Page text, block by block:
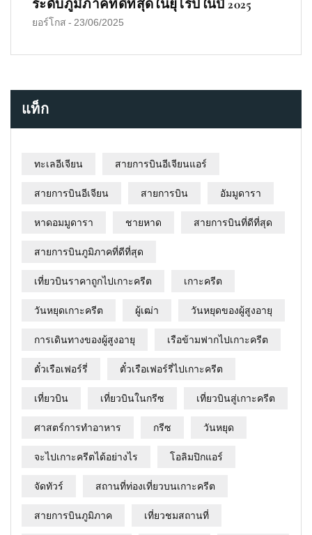
ระดับภูมิภาคที่ดีที่สุดในยุโรปในปี 2025
ยอร์โกส - 23/06/2025
แท็ก
ทะเลอีเจียน สายการบินอีเจียนแอร์
สายการบินอีเจียน สายการบิน อัมมูดารา
หาดอมมูดารา ชายหาด สายการบินที่ดีที่สุด
สายการบินภูมิภาคที่ดีที่สุด
เที่ยวบินราคาถูกไปเกาะครีต เกาะครีต
วันหยุดเกาะครีต ผู้เฒ่า วันหยุดของผู้สูงอายุ
การเดินทางของผู้สูงอายุ เรือข้ามฟากไปเกาะครีต
ตั๋วเรือเฟอร์รี่ ตั๋วเรือเฟอร์รี่ไปเกาะครีต
เที่ยวบิน เที่ยวบินในกรีซ เที่ยวบินสู่เกาะครีต
ศาสตร์การทำอาหาร กรีซ วันหยุด
จะไปเกาะครีตได้อย่างไร โอลิมปิกแอร์
จัดทัวร์ สถานที่ท่องเที่ยวบนเกาะครีต
สายการบินภูมิภาค เที่ยวชมสถานที่